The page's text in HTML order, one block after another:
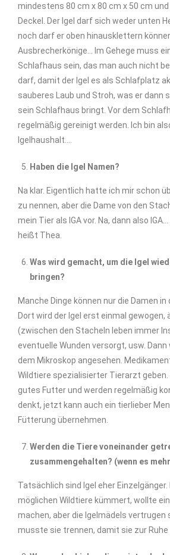
mindestens 80 cm x 80 cm x 50 cm
Deckel. Der Igel darf sich weder unten
noch darf er oben hinausklettern
Ausbrecherkönige… Im Gehege muss
Schlafhaus sein, das man auch nicht
darf, damit der Igel es als Schlafplatz
sauberes Laub und Stroh, was er dann
sein Schlafhaus bringt. Vor dem
regelmäßig gereinigt werden. Ich bin
Igelhaushalt….
Haben die Igel Namen?
Na klar. Eigentlich hatte ich mir schon
zu nennen, aber die Dame von den
mein Tier als IGA vor. Na, dann also
heißt Thea.
Was wird gemacht, um die Igel
bringen?
Manche Dinge können nur die Damen
Dort wird der Igel erst einmal gewogen,
(zwischen den Stacheln leben immer
eventuelle Wunden versorgt, usw.
dem Mikroskop angesehen.
Wildtiere spezialisierter Tierarzt geben.
gutes Futter und werden regelmäßig
denkt, jetzt kann auch ein tierlieber
Fütterung übernehmen.
Werden die Tiere voneinander
zusammengehalten? (wenn es
Tatsächlich sind Igel eher Einzelgänger.
möglichen Wildtiere kümmert, wollte
machen, aber die Igelmädels vertrugen
musste sie trennen, damit sie zur Ruhe